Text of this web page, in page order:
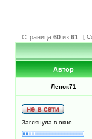
Страница 60 из 61 [
Автор
Ленок71
Заглянула в окно